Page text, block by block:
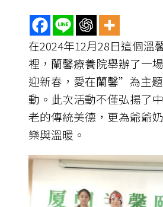
在2024年12月28日這個溫
裡，蘭馨療養院舉辦了一
迎新春，愛在蘭馨”為主
動。此次活動不僅弘揚了
老的傳統美德，更為爺爺
樂與溫暖。